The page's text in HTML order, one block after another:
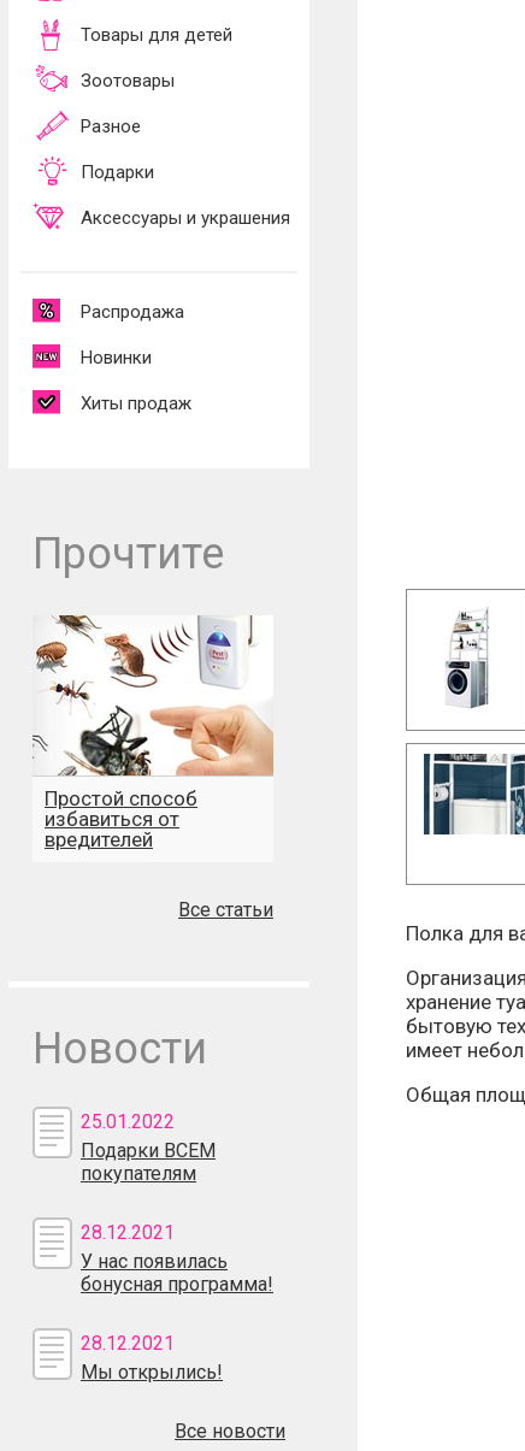
Товары для детей
Зоотовары
Разное
Подарки
Аксессуары и украшения
Распродажа
Новинки
Хиты продаж
Прочтите
Простой способ
избавиться от
вредителей
Все статьи
Новости
25.01.2022
Подарки ВСЕМ
покупателям
28.12.2021
У нас появилась
бонусная программа!
28.12.2021
Мы открылись!
Все новости
Полка для
хранение
бытовую
имеет
Общая